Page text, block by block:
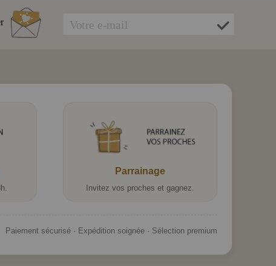
Parrainage
Invitez vos proches et gagnez.
Paiement sécurisé · Expédition soignée · Sélection premium